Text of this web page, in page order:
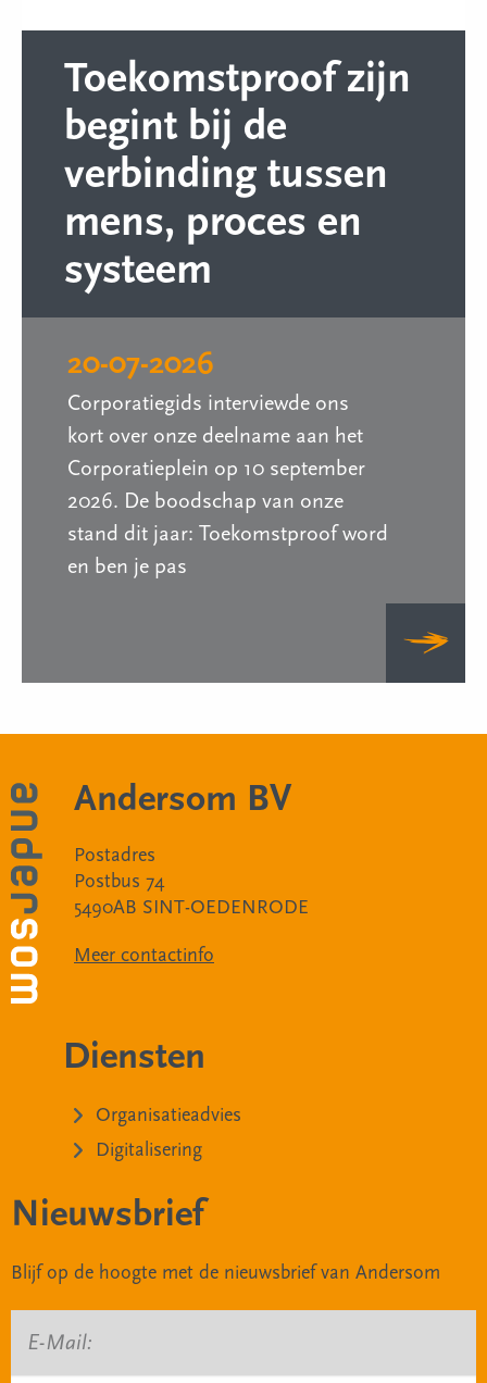
Toekomstproof zijn
begint bij de
verbinding tussen
mens, proces en
systeem
20-07-2026
Corporatiegids interviewde ons
kort over onze deelname aan het
Corporatieplein op 10 september
2026. De boodschap van onze
stand dit jaar: Toekomstproof word
en ben je pas
Andersom BV
Postadres
Postbus 74
5490AB SINT-OEDENRODE
Meer contactinfo
Diensten
Organisatieadvies
Digitalisering
Nieuwsbrief
Blijf op de hoogte met de nieuwsbrief van Andersom
E-Mail: